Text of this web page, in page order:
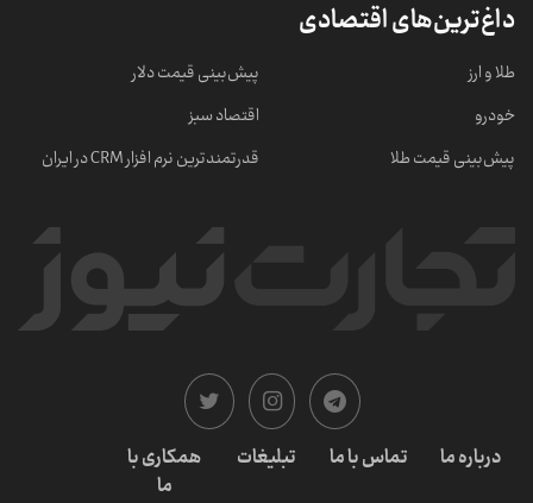
داغ‌ترین‌های اقتصادی
طلا و ارز
خودرو
پیش‌بینی قیمت طلا
پیش‌بینی قیمت دلار
اقتصاد سبز
قدرتمندترین نرم‌ افزار CRM در ایران
درباره ما تماس با ما تبلیغات
همکاری با
ما